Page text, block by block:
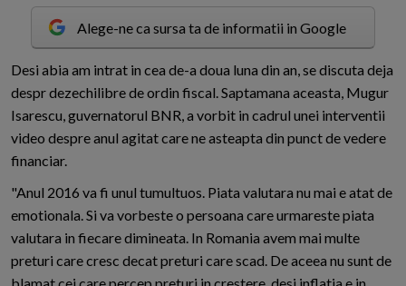
Alege-ne ca sursa ta de informatii in Google
Desi abia am intrat in cea de-a doua luna din an, se discuta deja
despr dezechilibre de ordin fiscal. Saptamana aceasta, Mugur
Isarescu, guvernatorul BNR, a vorbit in cadrul unei interventii
video despre anul agitat care ne asteapta din punct de vedere
financiar.
"Anul 2016 va fi unul tumultuos. Piata valutara nu mai e atat de
emotionala. Si va vorbeste o persoana care urmareste piata
valutara in fiecare dimineata. In Romania avem mai multe
preturi care cresc decat preturi care scad. De aceea nu sunt de